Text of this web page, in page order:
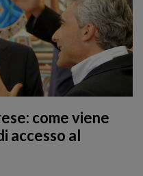
come viene
accesso al